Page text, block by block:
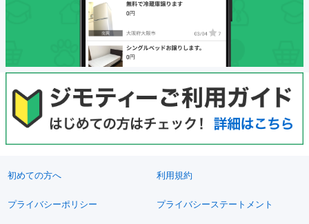
初めての方へ 利用規約
プライバシーポリシー プライバシーステートメント